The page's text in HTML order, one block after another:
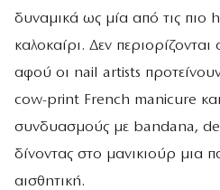
δυναμικά ως μία από τις πιο
καλοκαίρι. Δεν
αφού οι nail artists
cow-print French manicure
συνδυασμούς με bandana,
δίνοντας στο μανικιούρ μια
αισθητική.